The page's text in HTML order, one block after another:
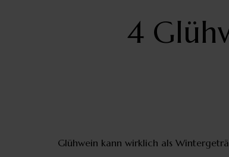
4
Glühwein kann wirklich als